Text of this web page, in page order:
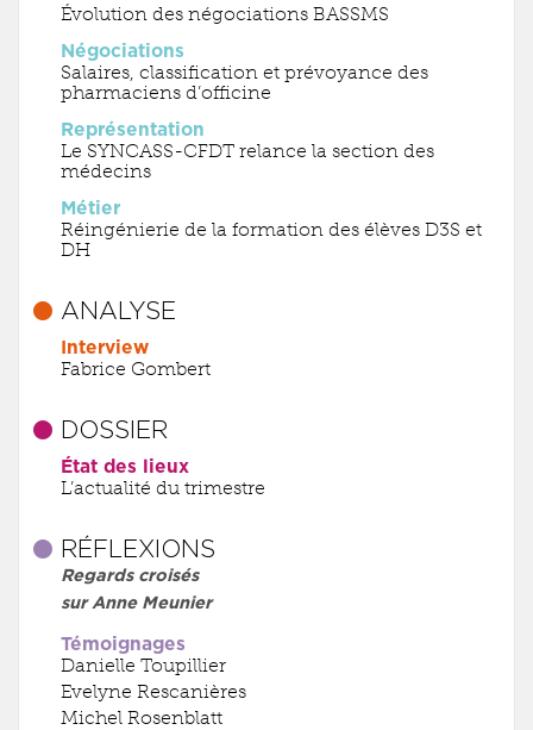
Évolution des négociations BASSMS
Négociations
Salaires, classification et prévoyance des
pharmaciens d’officine
Représentation
Le SYNCASS-CFDT relance la section des
médecins
Métier
Réingénierie de la formation des élèves D3S et
DH
ANALYSE
Interview
Fabrice Gombert
DOSSIER
État des lieux
L’actualité du trimestre
RÉFLEXIONS
Regards croisés
sur Anne Meunier
Témoignages
Danielle Toupillier
Evelyne Rescanières
Michel Rosenblatt